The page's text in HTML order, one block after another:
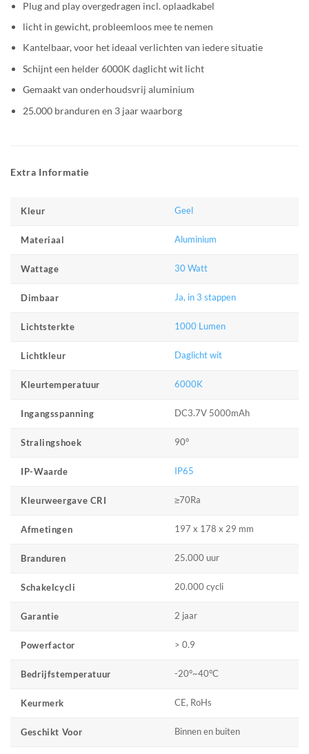
Plug and play overgedragen incl. oplaadkabel
licht in gewicht, probleemloos mee te nemen
Kantelbaar, voor het ideaal verlichten van iedere situatie
Schijnt een helder 6000K daglicht wit licht
Gemaakt van onderhoudsvrij aluminium
25.000 branduren en 3 jaar waarborg
Extra Informatie
Kleur Geel
Materiaal Aluminium
Wattage 30 Watt
Dimbaar Ja, in 3 stappen
Lichtsterkte 1000 Lumen
Lichtkleur Daglicht wit
Kleurtemperatuur 6000K
Ingangsspanning DC3.7V 5000mAh
Stralingshoek 90°
IP-Waarde IP65
Kleurweergave CRI ≥70Ra
Afmetingen 197 x 178 x 29 mm
Branduren 25.000 uur
Schakelcycli 20.000 cycli
Garantie 2 jaar
Powerfactor > 0.9
Bedrijfstemperatuur -20°~40°C
Keurmerk CE, RoHs
Geschikt Voor Binnen en buiten